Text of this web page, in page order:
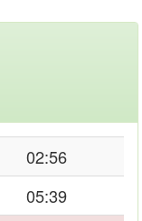
02:56
05:39